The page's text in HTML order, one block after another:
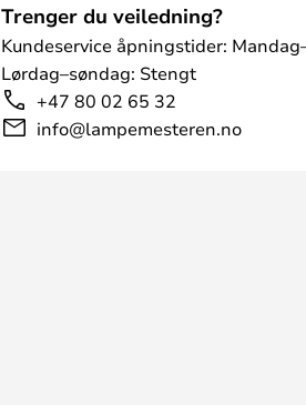
Trenger du veiledning?
Kundeservice åpningstider:
Lørdag–søndag: Stengt
+47 80 02 65 32
info@lampemesteren.no